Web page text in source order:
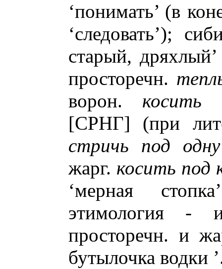
‘понимать’ (в
‘следовать’);
старый,
просторечн.
ворон. косить
[СРНГ] (при
стричь под одну
жарг. косить под
‘мерная
этимология
просторечн. и
бутылочка водки